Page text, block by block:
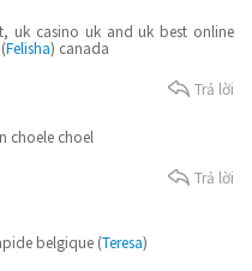
uk casino uk and uk best online
Felisha) canada
choele choel
Trả lời
belgique (Teresa)
Trả lời